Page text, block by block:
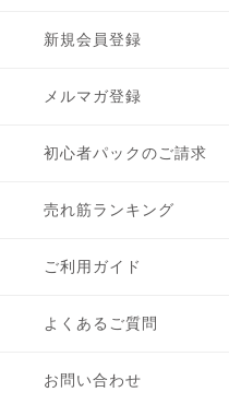
新規会員登録
メルマガ登録
初心者パックのご請求
売れ筋ランキング
ご利用ガイド
よくあるご質問
お問い合わせ